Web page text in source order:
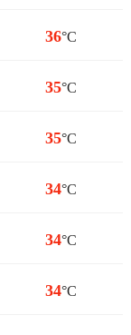
36°C
35°C
35°C
34°C
34°C
34°C